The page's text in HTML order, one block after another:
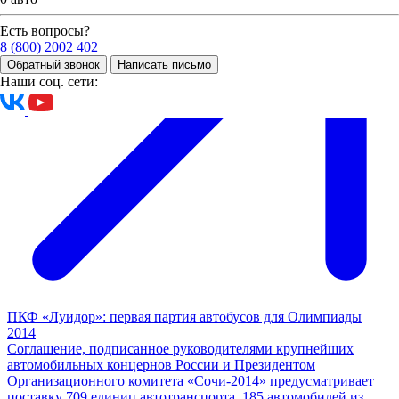
Есть вопросы?
8 (800) 2002 402
Обратный звонок Написать письмо
Наши соц. сети:
ПКФ «Луидор»: первая партия автобусов для Олимпиады
2014
Соглашение, подписанное руководителями крупнейших
автомобильных концернов России и Президентом
Организационного комитета «Сочи-2014» предусматривает